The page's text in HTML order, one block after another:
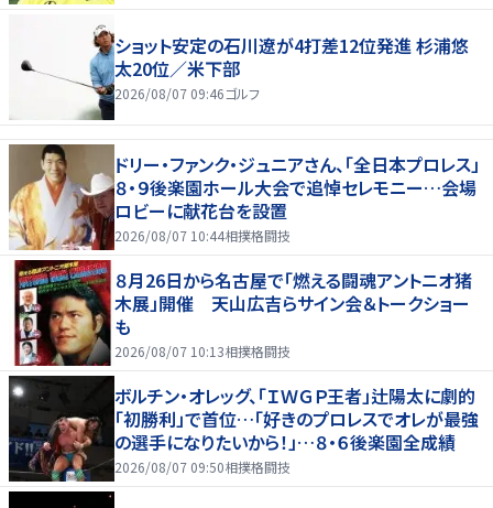
ショット安定の石川遼が4打差12位発進 杉浦悠
太20位／米下部
2026/08/07 09:46ゴルフ
ドリー・ファンク・ジュニアさん、「全日本プロレス」
８・９後楽園ホール大会で追悼セレモニー…会場
ロビーに献花台を設置
2026/08/07 10:44相撲格闘技
８月26日から名古屋で「燃える闘魂アントニオ猪
木展」開催 天山広吉らサイン会＆トークショー
も
2026/08/07 10:13相撲格闘技
ボルチン・オレッグ、「ＩＷＧＰ王者」辻陽太に劇的
「初勝利」で首位…「好きのプロレスでオレが最強
の選手になりたいから！」…８・６後楽園全成績
2026/08/07 09:50相撲格闘技